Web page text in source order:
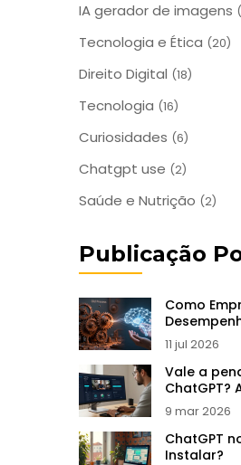
IA gerador de imagens
Tecnologia e Ética (20)
Direito Digital (18)
Tecnologia (16)
Curiosidades (6)
Chatgpt use (2)
Saúde e Nutrição (2)
Publicação
Como
Escala
11 jul 2026
Vale a
ChatGPT?
conta
9 mar 2026
ChatGPT
Instalar?